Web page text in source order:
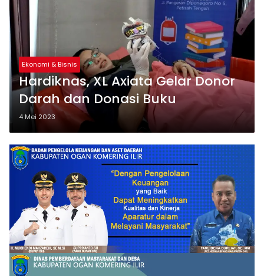
Ekonomi & Bisnis
Hardiknas, XL Axiata Gelar Donor
Darah dan Donasi Buku
4 Mei 2023